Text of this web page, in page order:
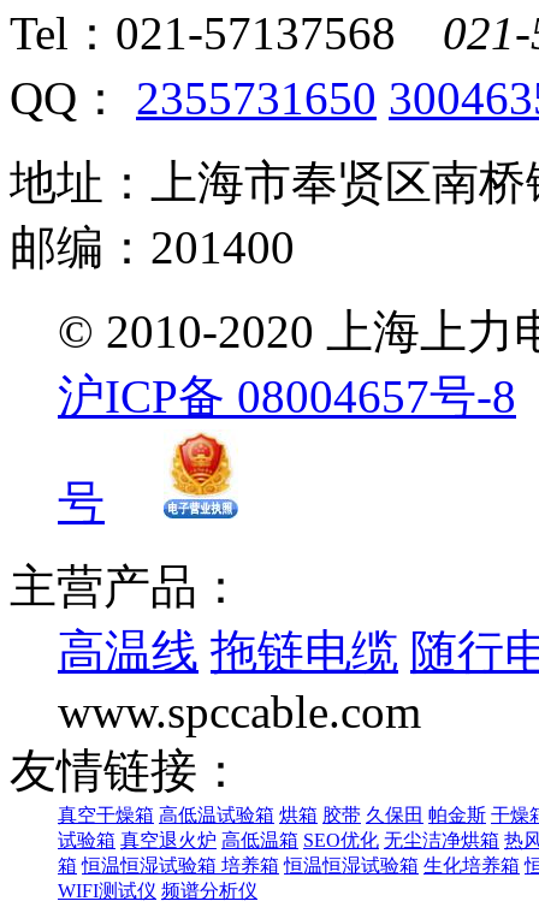
Tel： 021-57137568
QQ： 2355731650
地址：上海市奉贤区南
邮编：201400
© 2010-2020 上海上
沪ICP备 08004657号-8
号
主营产品：
高温线 拖链电缆 随行
www.spccable.com
友情链接：
真空干燥箱 高低温试验箱 烘箱 胶带 久保田 帕金斯 干燥
试验箱 真空退火炉 高低温箱 SEO优化 无尘洁净烘箱 热
箱 恒温恒湿试验箱 培养箱 恒温恒湿试验箱 生化培养箱
WIFI测试仪 频谱分析仪